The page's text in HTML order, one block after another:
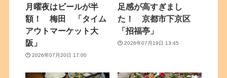
月曜夜はビールが半
額！ 梅田 「タイム
アウトマーケット大
阪」
2026年07月20日 17:00
足感が高すぎまし
た！ 京都市下京区
「招福亭」
2026年07月19日 13:45